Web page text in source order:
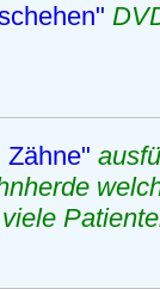
Zähne"